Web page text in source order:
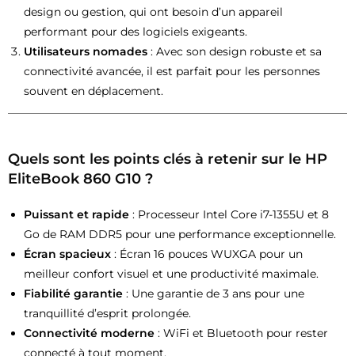
design ou gestion, qui ont besoin d’un appareil
performant pour des logiciels exigeants.
Utilisateurs nomades : Avec son design robuste et sa
connectivité avancée, il est parfait pour les personnes
souvent en déplacement.
Quels sont les points clés à retenir sur le HP
EliteBook 860 G10 ?
Puissant et rapide : Processeur Intel Core i7-1355U et 8
Go de RAM DDR5 pour une performance exceptionnelle.
Écran spacieux : Écran 16 pouces WUXGA pour un
meilleur confort visuel et une productivité maximale.
Fiabilité garantie : Une garantie de 3 ans pour une
tranquillité d’esprit prolongée.
Connectivité moderne : WiFi et Bluetooth pour rester
connecté à tout moment.